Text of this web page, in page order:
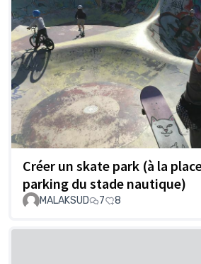
Créer un skate park (à la
parking du stade nautique)
MALAKSUD 7 8